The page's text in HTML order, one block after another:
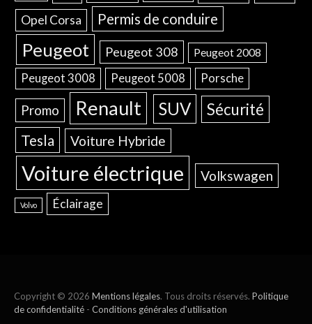
Opel Corsa Permis de conduire
Peugeot Peugeot 308 Peugeot 2008
Peugeot 3008 Peugeot 5008 Porsche
Promo Renault SUV Sécurité
Tesla Voiture Hybride
Voiture électrique Volkswagen
Volvo Éclairage
Copyright © 2026 Mentions légales. Tous droits réservés. Politique
de confidentialité - Conditions générales d'utilisation